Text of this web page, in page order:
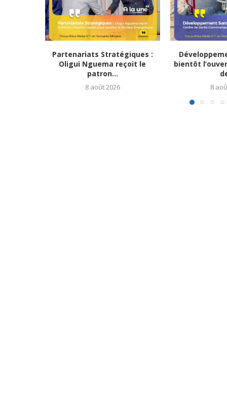
Partenariats Stratégiques :
Oligui Nguema reçoit le
patron...
8 août 2026
bientôt
8